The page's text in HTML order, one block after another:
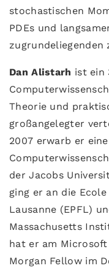
stochastischen
PDEs und
zugrundeliegenden
Dan Alistarh ist ein
Theorie und
großangelegter
2007 erwarb er
der Jacobs
ging er an die
Lausanne (EPFL)
Massachusetts
hat er am Microsoft
Morgan Fellow im